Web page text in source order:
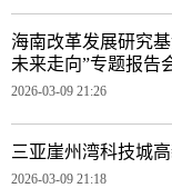
海南改革发展研究
未来走向”专题报告
2026-03-09 21:26
三亚崖州湾科技城
2026-03-09 21:18